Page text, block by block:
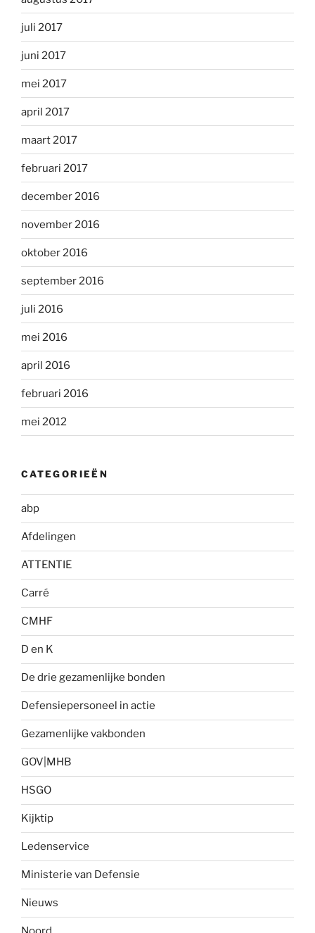
juli 2017
juni 2017
mei 2017
april 2017
maart 2017
februari 2017
december 2016
november 2016
oktober 2016
september 2016
juli 2016
mei 2016
april 2016
februari 2016
mei 2012
CATEGORIEËN
abp
Afdelingen
ATTENTIE
Carré
CMHF
D en K
De drie gezamenlijke bonden
Defensiepersoneel in actie
Gezamenlijke vakbonden
GOV|MHB
HSGO
Kijktip
Ledenservice
Ministerie van Defensie
Nieuws